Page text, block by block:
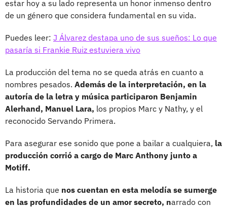
estar hoy a su lado representa un honor inmenso dentro
de un género que considera fundamental en su vida.
Puedes leer: J Álvarez destapa uno de sus sueños: Lo que
pasaría si Frankie Ruiz estuviera vivo
La producción del tema no se queda atrás en cuanto a
nombres pesados. Además de la interpretación, en la
autoría de la letra y música participaron Benjamin
Alerhand, Manuel Lara, los propios Marc y Nathy, y el
reconocido Servando Primera.
Para asegurar ese sonido que pone a bailar a cualquiera, la
producción corrió a cargo de Marc Anthony junto a
Motiff.
La historia que nos cuentan en esta melodía se sumerge
en las profundidades de un amor secreto, narrado con